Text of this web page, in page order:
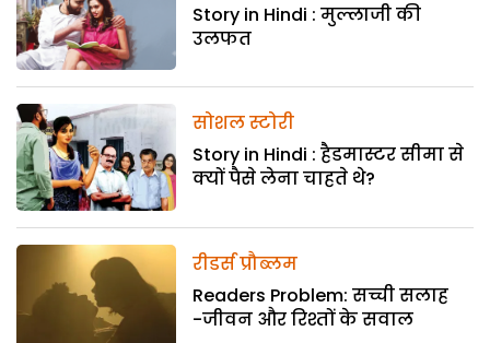
Story in Hindi : मुल्लाजी की
उलफत
सोशल स्टोरी
Story in Hindi : हैडमास्टर सीमा से
क्यों पैसे लेना चाहते थे?
रीडर्स प्रौब्लम
Readers Problem: सच्ची सलाह
-जीवन और रिश्तों के सवाल